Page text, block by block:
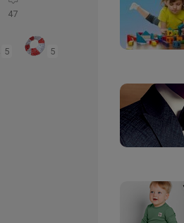
47
5 5
Happy Baby